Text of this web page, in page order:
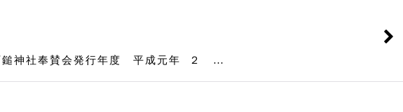
社奉賛会発行年度 平成元年 ２ …